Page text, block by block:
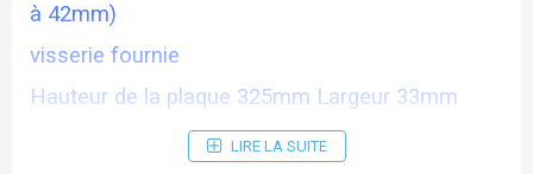
à 42mm)
visserie fournie
Hauteur de la plaque 325mm Largeur 33mm
Entraxe des vis 195mm Ent serrure 70mm
LIRE LA SUITE